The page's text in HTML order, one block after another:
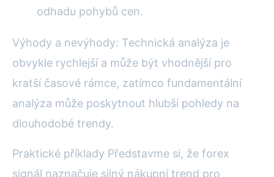
odhadu pohybů cen.
Výhody a nevýhody: Technická analýza je
obvykle rychlejší a může být vhodnější pro
kratší časové rámce, zatímco fundamentální
analýza může poskytnout hlubší pohledy na
dlouhodobé trendy.
Praktické příklady Představme si, že forex
signál naznačuje silný nákupní trend pro